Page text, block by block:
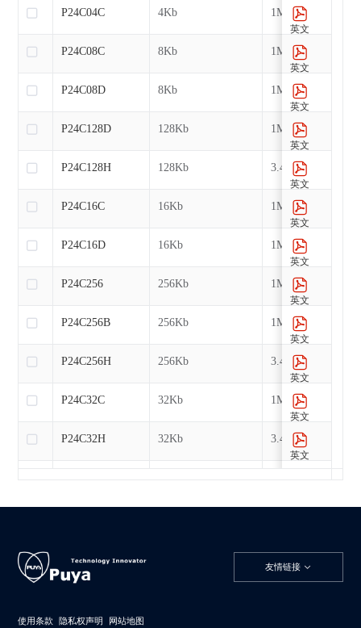
4Kb 1MHz
8Kb 1MHz
8Kb 1MHz
128Kb 1MHz
128Kb 3.4MHz
16Kb 1MHz
16Kb 1MHz
256Kb 1MHz
256Kb 1MHz
256Kb 3.4MHz
32Kb 1MHz
32Kb 3.4MHz
3.4MHz
P24C04C
P24C08C
P24C08D
P24C128D
P24C128H
P24C16C
P24C16D
P24C256
P24C256B
P24C256H
P24C32C
P24C32H
英文
英文
英文
英文
英文
英文
英文
英文
英文
英文
英文
英文
英文
友情链接
使用条款 隐私权声明 网站地图